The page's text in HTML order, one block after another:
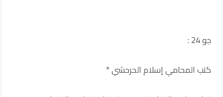
جو 24 :
كتب المحامي إسلام الحرحشي *